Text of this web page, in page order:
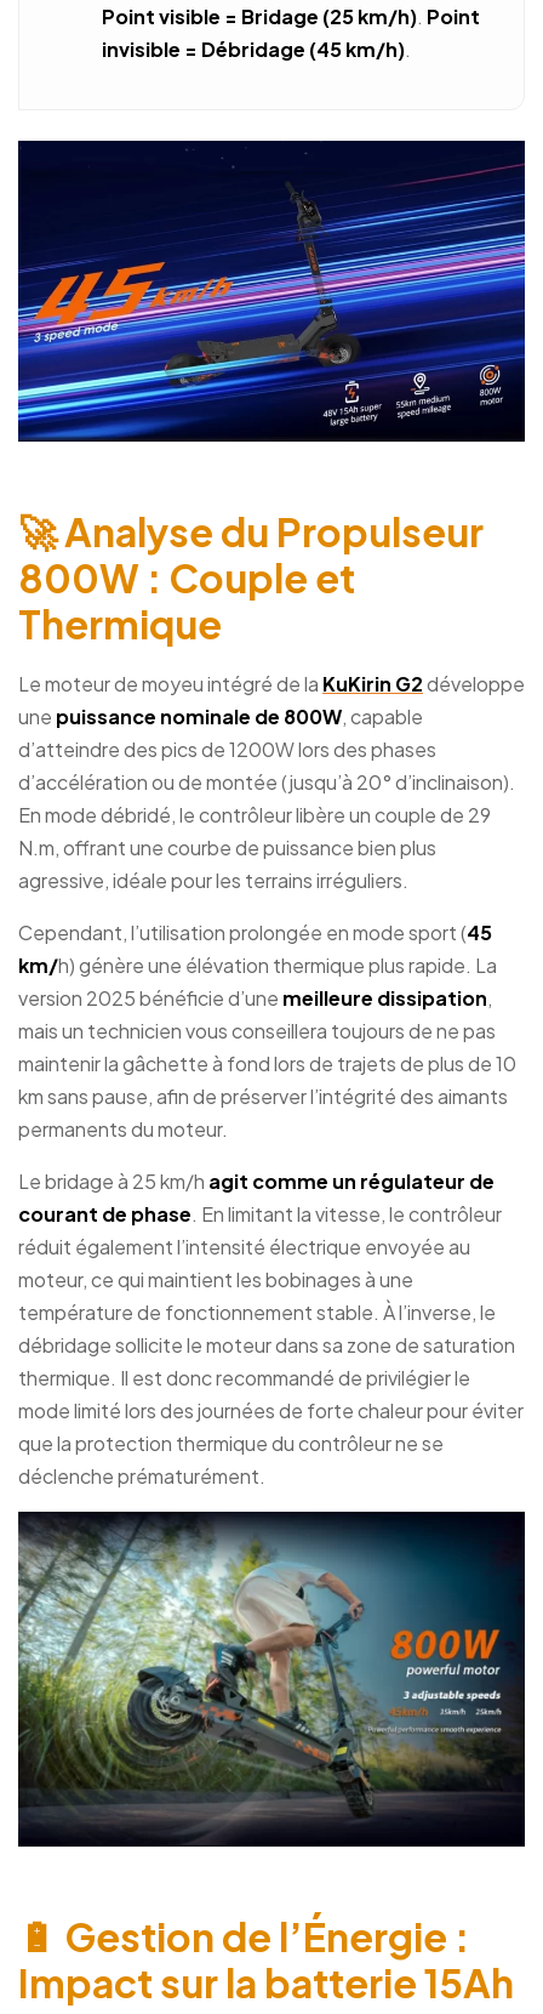
Point visible = Bridage (25 km/h). Point
invisible = Débridage (45 km/h).
🚀 Analyse du Propulseur
800W : Couple et
Thermique
Le moteur de moyeu intégré de la KuKirin G2développe
une puissance nominale de 800W, capable
d’atteindre des pics de 1200W lors des phases
d’accélération ou de montée (jusqu’à 20° d’inclinaison).
En mode débridé, le contrôleur libère un couple de 29
N.m, offrant une courbe de puissance bien plus
agressive, idéale pour les terrains irréguliers.
Cependant, l’utilisation prolongée en mode sport (45
km/h) génère une élévation thermique plus rapide. La
version 2025 bénéficie d’une meilleure dissipation,
mais un technicien vous conseillera toujours de ne pas
maintenir la gâchette à fond lors de trajets de plus de 10
km sans pause, afin de préserver l’intégrité des aimants
permanents du moteur.
Le bridage à 25 km/h agit comme un régulateur de
courant de phase. En limitant la vitesse, le contrôleur
réduit également l’intensité électrique envoyée au
moteur, ce qui maintient les bobinages à une
température de fonctionnement stable. À l’inverse, le
débridage sollicite le moteur dans sa zone de saturation
thermique. Il est donc recommandé de privilégier le
mode limité lors des journées de forte chaleur pour éviter
que la protection thermique du contrôleur ne se
déclenche prématurément.
🔋 Gestion de l’Énergie :
Impact sur la batterie 15Ah